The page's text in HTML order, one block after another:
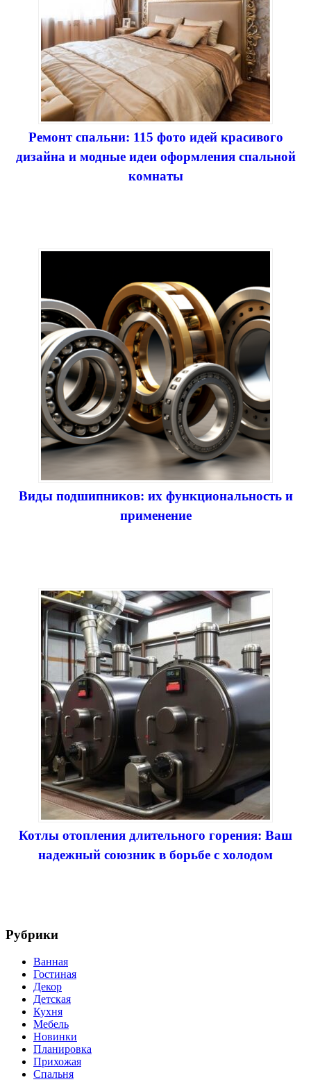
Ремонт спальни: 115 фото идей красивого
дизайна и модные идеи оформления спальной
комнаты
Виды подшипников: их функциональность и
применение
Котлы отопления длительного горения: Ваш
надежный союзник в борьбе с холодом
Рубрики
Ванная
Гостиная
Декор
Детская
Кухня
Мебель
Новинки
Планировка
Прихожая
Спальня